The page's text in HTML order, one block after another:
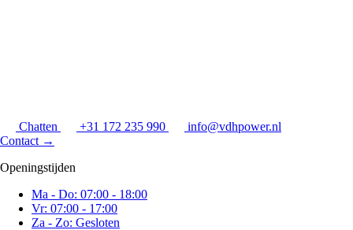
Chatten +31 172 235 990
info@vdhpower.nl
Contact →
Openingstijden
Ma - Do: 07:00 - 18:00
Vr: 07:00 - 17:00
Za - Zo: Gesloten